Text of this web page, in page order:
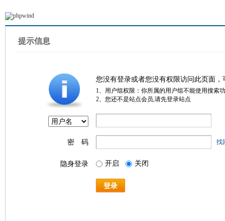
提示信息
您没有登录或者您没有权限访问此页面
1、用户组权限：你所属的用户组不能使用搜索
2、您还不是站点会员,请先登录站点
密 码 找
隐身登录 开启 关闭
登录